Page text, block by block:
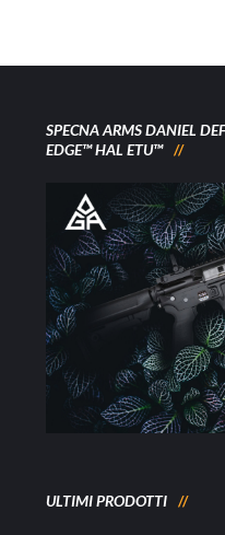
SPECNA ARMS DANIEL
EDGE™ HAL ETU™
ULTIMI PRODOTTI